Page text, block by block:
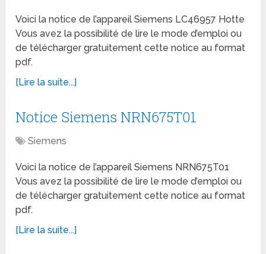
Voici la notice de l’appareil Siemens LC46957 Hotte
Vous avez la possibilité de lire le mode d’emploi ou
de télécharger gratuitement cette notice au format
pdf.
[Lire la suite...]
Notice Siemens NRN675T01
Siemens
Voici la notice de l’appareil Siemens NRN675T01
Vous avez la possibilité de lire le mode d’emploi ou
de télécharger gratuitement cette notice au format
pdf.
[Lire la suite...]